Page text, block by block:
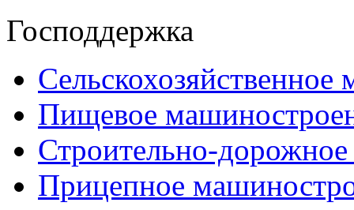
Господдержка
Пищевое
Строительно-
Прицепное